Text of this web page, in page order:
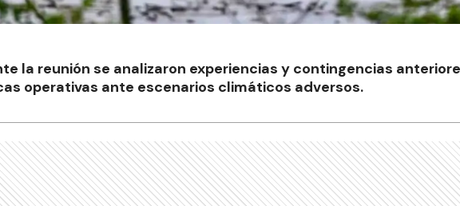
la reunión se analizaron experiencias y contingencias
operativas ante escenarios climáticos adversos.